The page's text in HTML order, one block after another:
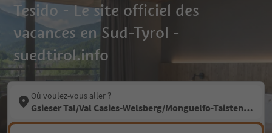
Tesido - Le site officiel des
vacances en Sud-Tyrol -
suedtirol.info
Où voulez-vous aller ?
Gsieser Tal/Val Casies-Welsberg/Monguelfo-Taisten/